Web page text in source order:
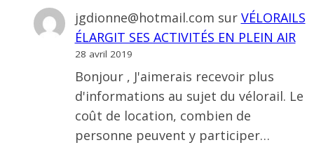
jgdionne@hotmail.com sur VÉLORAILS
ÉLARGIT SES ACTIVITÉS EN PLEIN AIR
28 avril 2019
Bonjour , J'aimerais recevoir plus
d'informations au sujet du vélorail. Le
coût de location, combien de
personne peuvent y participer…